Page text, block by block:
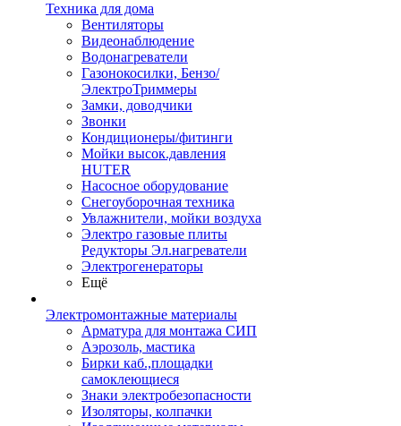
Техника для дома
Вентиляторы
Видеонаблюдение
Водонагреватели
Газонокосилки, Бензо/
ЭлектроТриммеры
Замки, доводчики
Звонки
Кондиционеры/фитинги
Мойки высок.давления
HUTER
Насосное оборудование
Снегоуборочная техника
Увлажнители, мойки воздуха
Электро газовые плиты
Редукторы Эл.нагреватели
Электрогенераторы
Ещё
Электромонтажные материалы
Арматура для монтажа СИП
Аэрозоль, мастика
Бирки каб.,площадки
самоклеющиеся
Знаки электробезопасности
Изоляторы, колпачки